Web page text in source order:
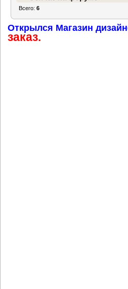
часа
Всего:6
Открылся Магазин
заказ.